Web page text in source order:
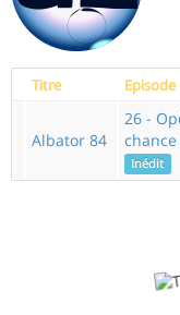
Titre Episode
Albator 84
26 -
chance
Inédit